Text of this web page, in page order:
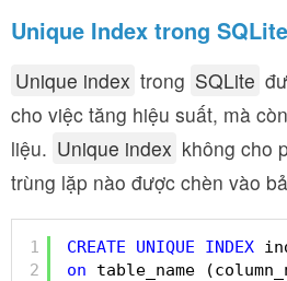
Unique Index trong SQLite
Unique index trong SQLite
cho việc tăng hiệu suất, mà
liệu. Unique index không cho
trùng lặp nào được chèn vào
1
2
CREATE UNIQUE INDEX
on
table_name